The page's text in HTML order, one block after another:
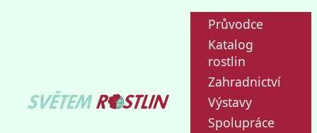
Průvodce
Katalog
rostlin
Zahradnictví
Výstavy
Spolupráce